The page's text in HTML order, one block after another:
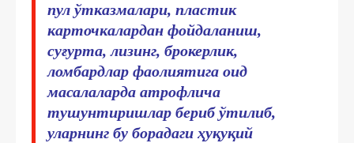
пул ўтказмалари, пластик
карточкалардан фойдаланиш,
суғурта, лизинг, брокерлик,
ломбардлар фаолиятига оид
масалаларда атрофлича
тушунтиришлар бериб ўтилиб,
уларнинг бу борадаги ҳуқуқий